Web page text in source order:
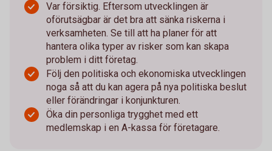
Var försiktig. Eftersom utvecklingen är
oförutsägbar är det bra att sänka riskerna i
verksamheten. Se till att ha planer för att
hantera olika typer av risker som kan skapa
problem i ditt företag.
Följ den politiska och ekonomiska utvecklingen
noga så att du kan agera på nya politiska beslut
eller förändringar i konjunkturen.
Öka din personliga trygghet med ett
medlemskap i en A-kassa för företagare.